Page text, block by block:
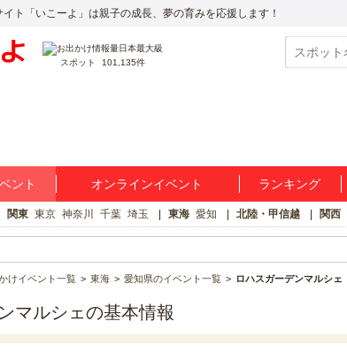
ト「いこーよ」は親子の成長、夢の育みを応援します！
スポット 101,135件
ント オンラインイベント ランキング
関東 東京 神奈川 千葉 埼玉 東海 愛知 北陸・甲信越 関西
けイベント一覧 東海 愛知県のイベント一覧 ロハスガーデンマルシェ
マルシェの基本情報